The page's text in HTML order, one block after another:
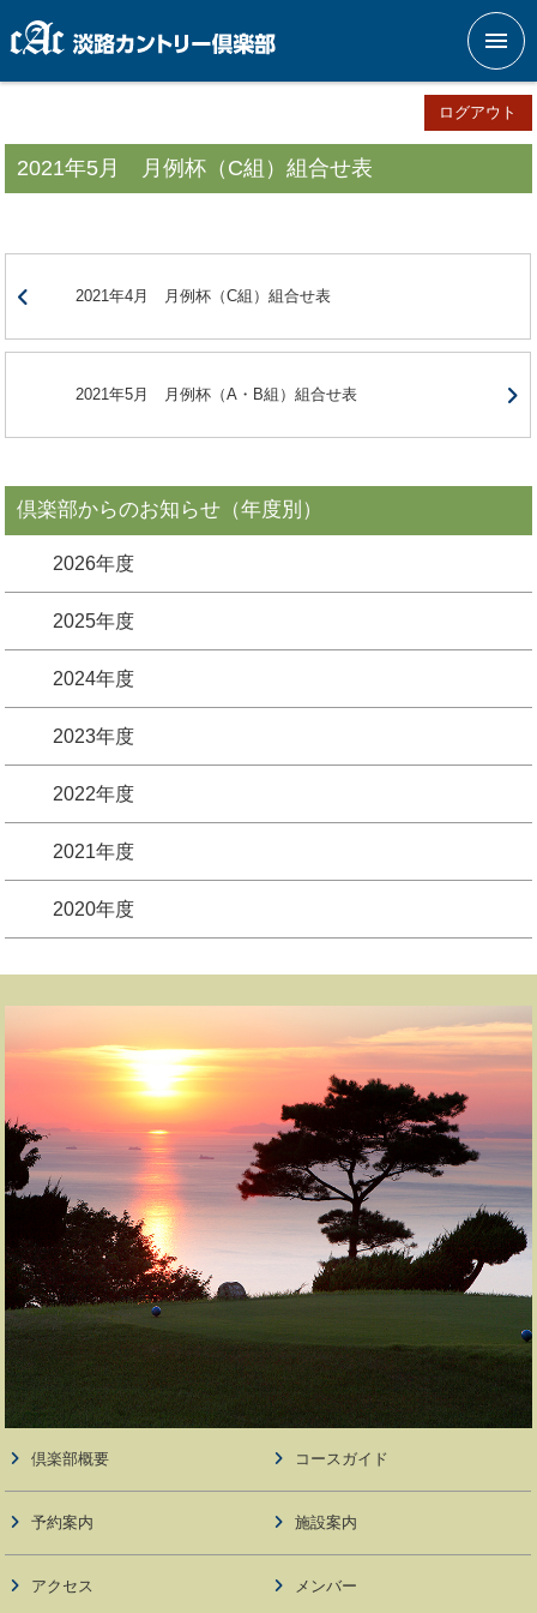
メニ
ログアウト
2021年5月 月例杯（C組）組合せ表
2021年4月 月例杯（C組）組合せ表
2021年5月 月例杯（A・B組）組合せ表
倶楽部からのお知らせ（年度別）
2026年度
2025年度
2024年度
2023年度
2022年度
2021年度
2020年度
倶楽部概要 コースガイド
予約案内 施設案内
アクセス メンバー